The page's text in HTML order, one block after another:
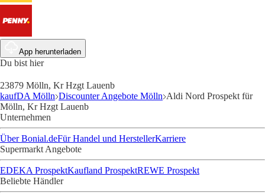
App herunterladen
Du bist hier
23879 Mölln, Kr Hzgt Lauenb
kaufDA Mölln Discounter Angebote Mölln Aldi Nord Prospekt für
Mölln, Kr Hzgt Lauenb
Unternehmen
Über Bonial.deFür Handel und HerstellerKarriere
Supermarkt Angebote
EDEKA ProspektKaufland ProspektREWE Prospekt
Beliebte Händler